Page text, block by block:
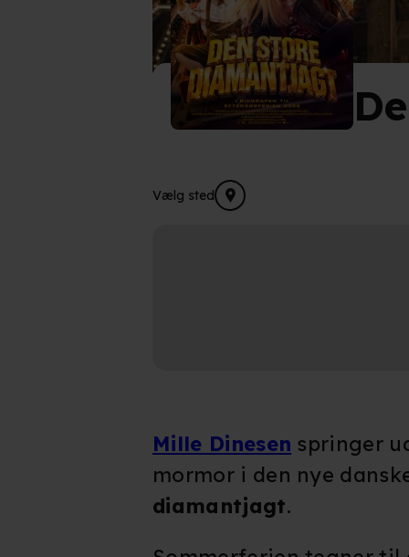
©
Vælg sted
Mille Dinesen springer
mormor i den nye
diamantjagt.